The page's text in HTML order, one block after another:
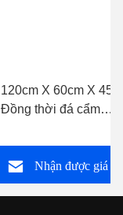
120cm X 60cm X
Đồng thời đá cẩm
cho nhà khách sạn
Nhận được giá tốt